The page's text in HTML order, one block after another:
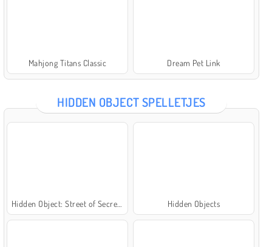
Mahjong Titans Classic Dream Pet Link
HIDDEN OBJECT SPELLETJES
Hidden Objects